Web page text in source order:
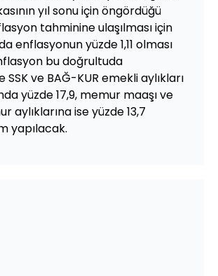
yıl sonu için öngördüğü
tahminine ulaşılması için
enflasyonun yüzde 1,11 olması
bu doğrultuda
ve BAĞ-KUR emekli aylıkları
yüzde 17,9, memur maaşı ve
aylıklarına ise yüzde 13,7
yapılacak.